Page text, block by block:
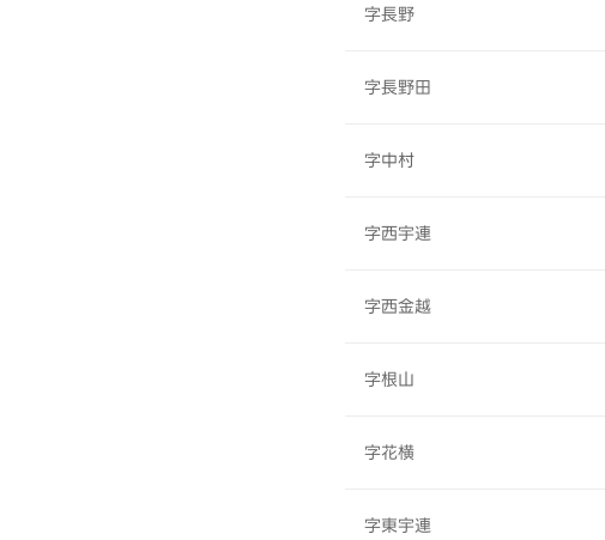
字長野
字長野田
字中村
字西宇連
字西金越
字根山
字花横
字東宇連